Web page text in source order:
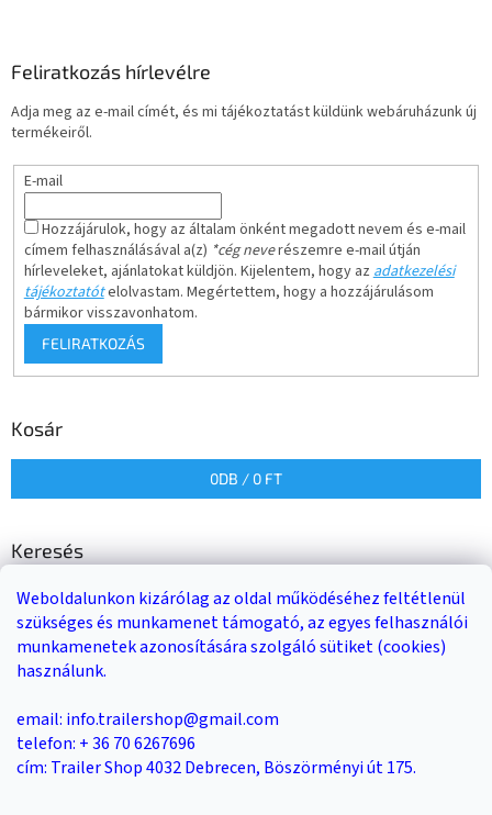
Weboldalunkon kizárólag az oldal működéséhez feltétlenül
szükséges és munkamenet támogató, az egyes felhasználói
munkamenetek azonosítására szolgáló sütiket (cookies)
használunk.
email: info.trailershop@gmail.com
telefon: + 36 70 6267696
cím: Trailer Shop 4032 Debrecen, Böszörményi út 175.
Feliratkozás hírlevélre
Adja meg az e-mail címét, és mi tájékoztatást küldünk webáruházunk új
termékeiről.
E-mail
Hozzájárulok, hogy az általam önként megadott nevem és e-mail
címem felhasználásával a(z) *cég neverészemre e-mail útján
hírleveleket, ajánlatokat küldjön. Kijelentem, hogy azadatkezelési
tájékoztatótelolvastam. Megértettem, hogy a hozzájárulásom
bármikor visszavonhatom.
FELIRATKOZÁS
Kosár
0DB / 0 FT
Keresés
KERESÉS